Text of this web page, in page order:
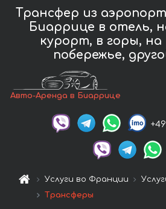
Трансфер из
Биаррице в отель,
курорт, в горы, на
побережье,
Авто-Аренда в Биаррице
Услуги во Франции
Трансферы